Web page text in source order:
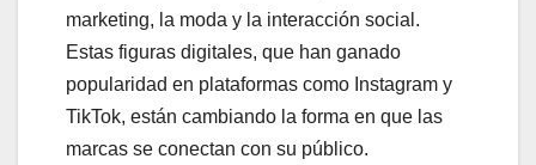
marketing, la moda y la interacción social.
Estas figuras digitales, que han ganado
popularidad en plataformas como Instagram y
TikTok, están cambiando la forma en que las
marcas se conectan con su público.